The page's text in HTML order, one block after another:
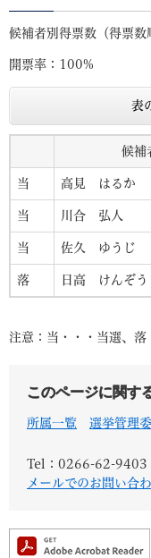
候補者別得票数（得票数
開票率：100%
表
候補
当 高見 はるか
当 川合 弘人
当 佐久 ゆうじ
落 日高 けんぞう
注意：当・・・当選、落
このページに関す
所属一覧 選挙管理
Tel：0266-62-9403
メールでのお問い合